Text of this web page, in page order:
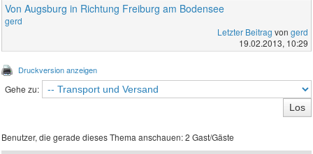
Von Augsburg in Richtung Freiburg am Bodensee
gerd
Letzter Beitrag von gerd
19.02.2013, 10:29
Druckversion anzeigen
Gehe zu:
Benutzer, die gerade dieses Thema anschauen: 2 Gast/Gäste